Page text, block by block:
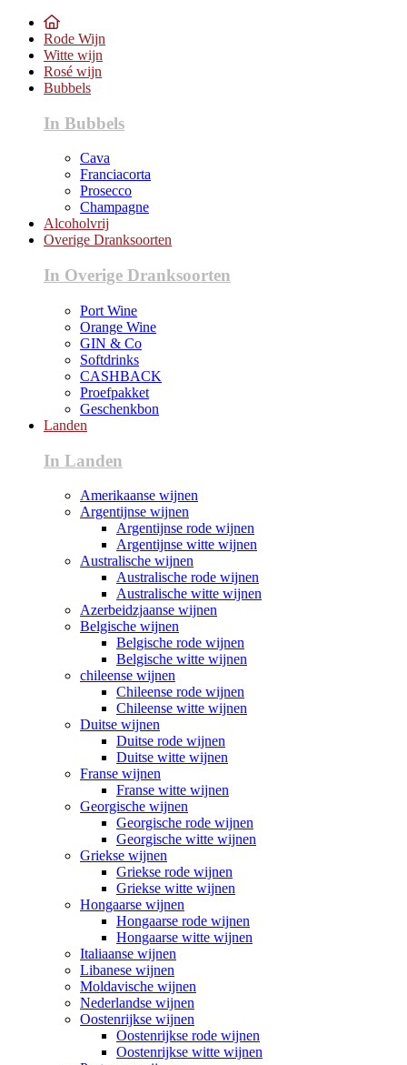
Rode Wijn
Witte wijn
Rosé wijn
Bubbels
In Bubbels
Cava
Franciacorta
Prosecco
Champagne
Alcoholvrij
Overige Dranksoorten
In Overige Dranksoorten
Port Wine
Orange Wine
GIN & Co
Softdrinks
CASHBACK
Proefpakket
Geschenkbon
Landen
In Landen
Amerikaanse wijnen
Argentijnse wijnen
Argentijnse rode wijnen
Argentijnse witte wijnen
Australische wijnen
Australische rode wijnen
Australische witte wijnen
Azerbeidzjaanse wijnen
Belgische wijnen
Belgische rode wijnen
Belgische witte wijnen
chileense wijnen
Chileense rode wijnen
Chileense witte wijnen
Duitse wijnen
Duitse rode wijnen
Duitse witte wijnen
Franse wijnen
Franse witte wijnen
Georgische wijnen
Georgische rode wijnen
Georgische witte wijnen
Griekse wijnen
Griekse rode wijnen
Griekse witte wijnen
Hongaarse wijnen
Hongaarse rode wijnen
Hongaarse witte wijnen
Italiaanse wijnen
Libanese wijnen
Moldavische wijnen
Nederlandse wijnen
Oostenrijkse wijnen
Oostenrijkse rode wijnen
Oostenrijkse witte wijnen